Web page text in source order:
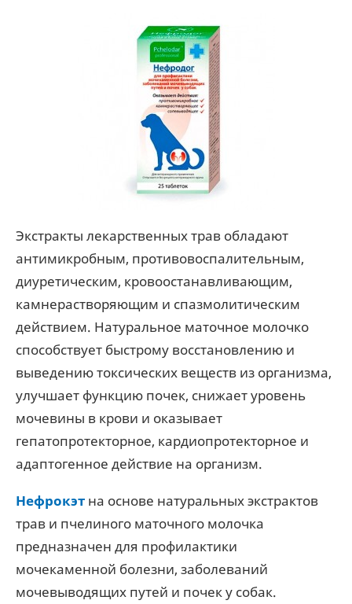
Экстракты лекарственных трав обладают
антимикробным, противовоспалительным,
диуретическим, кровоостанавливающим,
камнерастворяющим и спазмолитическим
действием. Натуральное маточное молочко
способствует быстрому восстановлению и
выведению токсических веществ из организма,
улучшает функцию почек, снижает уровень
мочевины в крови и оказывает
гепатопротекторное, кардиопротекторное и
адаптогенное действие на организм.
Нефрокэт на основе натуральных экстрактов
трав и пчелиного маточного молочка
предназначен для профилактики
мочекаменной болезни, заболеваний
мочевыводящих путей и почек у собак.